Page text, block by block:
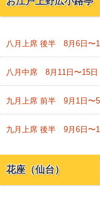
八月上席 後半 8月6日〜
八月中席 8月11日〜15日
九月上席 前半 9月1日〜5
九月上席 後半 9月6日〜
花座（仙台）